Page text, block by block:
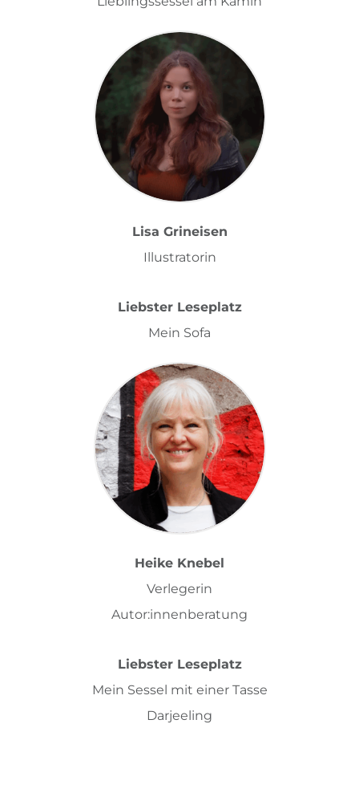
Lisa Grineisen
Illustratorin
Liebster Leseplatz
Mein Sofa
Heike Knebel
Verlegerin
Autor:innenberatung
Liebster Leseplatz
Mein Sessel mit einer Tasse
Darjeeling